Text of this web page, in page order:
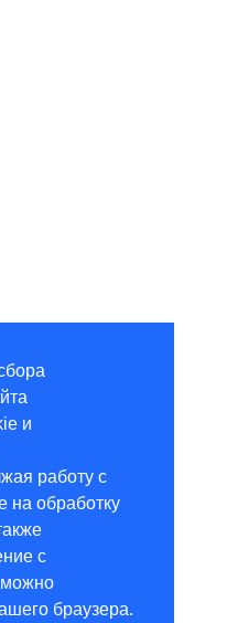
и
работу с
на обработку
с
браузера.